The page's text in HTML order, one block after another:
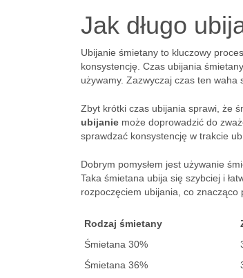
Jak długo
Ubijanie śmietany to kluczowy
konsystencję. Czas ubijania
używamy. Zazwyczaj czas ten waha
Zbyt krótki czas ubijania sprawi, że
ubijanie może doprowadzić do
sprawdzać konsystencję w trakcie
Dobrym pomysłem jest używanie
Taka śmietana ubija się szybciej i
rozpoczęciem ubijania, co znacząco
Rodzaj śmietany
Śmietana 30%
Śmietana 36%